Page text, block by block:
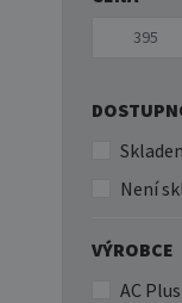
Není
VÝROBCE
AC Plus